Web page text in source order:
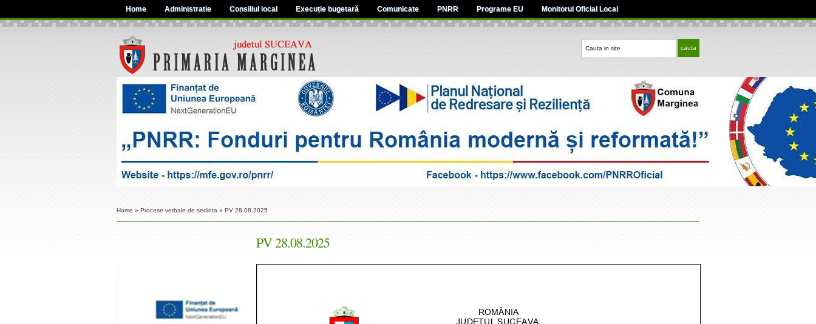
Home Administratie Consiliul local Execuție bugetară Comunicate PNRR Programe EU Monitorul Oficial Local
Home » Procese-verbale de sedinta » PV 28.08.2025
PV 28.08.2025